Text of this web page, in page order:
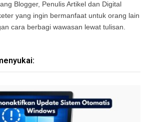
Blogger, Penulis Artikel dan Digital
yang ingin bermanfaat untuk orang lain
cara berbagi wawasan lewat tulisan.